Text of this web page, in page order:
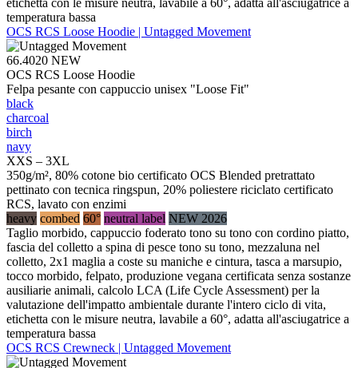
temperatura bassa
OCS RCS Loose Hoodie | Untagged Movement
66.4020 NEW
OCS RCS Loose Hoodie
Felpa pesante con cappuccio unisex "Loose Fit"
black
charcoal
birch
navy
XXS – 3XL
350g/m², 80% cotone bio certificato OCS Blended pretrattato
pettinato con tecnica ringspun, 20% poliestere riciclato certificato
RCS, lavato con enzimi
heavy combed 60° neutral label NEW 2026
Taglio morbido, cappuccio foderato tono su tono con cordino piatto,
fascia del colletto a spina di pesce tono su tono, mezzaluna nel
colletto, 2x1 maglia a coste su maniche e cintura, tasca a marsupio,
tocco morbido, felpato, produzione vegana certificata senza sostanze
ausiliarie animali, calcolo LCA (Life Cycle Assessment) per la
valutazione dell'impatto ambientale durante l'intero ciclo di vita,
etichetta con le misure neutra, lavabile a 60°, adatta all'asciugatrice a
temperatura bassa
OCS RCS Crewneck | Untagged Movement